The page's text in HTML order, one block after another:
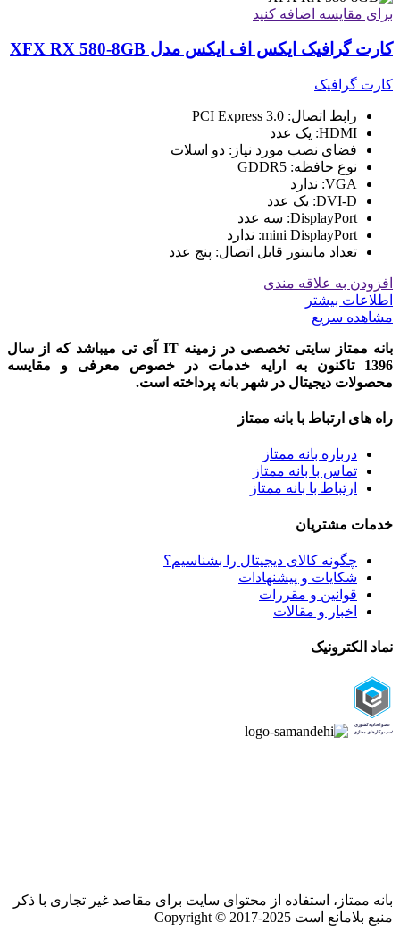
برای مقایسه اضافه کنید
کارت گرافیک ایکس اف ایکس مدل XFX RX 580-8GB
کارت گرافیک
رابط اتصال: PCI Express 3.0
HDMI: یک عدد
فضای نصب مورد نیاز: دو اسلات
نوع حافظه: GDDR5
VGA: ندارد
DVI-D: یک عدد
DisplayPort: سه عدد
mini DisplayPort: ندارد
تعداد مانیتور قابل اتصال: پنج عدد
افزودن به علاقه مندی
اطلاعات بیشتر
مشاهده سریع
بانه ممتاز سایتی تخصصی در زمینه IT آی تی میباشد که از سال
1396 تاکنون به ارایه خدمات در خصوص معرفی و مقایسه
محصولات دیجیتال در شهر بانه پرداخته است.
راه های ارتباط با بانه ممتاز
درباره بانه ممتاز
تماس با بانه ممتاز
ارتباط با بانه ممتاز
خدمات مشتریان
چگونه کالای دیجیتال را بشناسیم؟
شکایات و پیشنهادات
قوانین و مقررات
اخبار و مقالات
نماد الکترونیک
بانه ممتاز، استفاده از محتوای سایت برای مقاصد غیر تجاری با ذکر
منبع بلامانع است Copyright © 2017-2025